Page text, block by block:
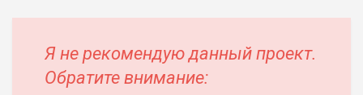
ОБЗОР
ПОДОЙДЕТ
Я не рекомендую данный проект.
Обратите внимание: